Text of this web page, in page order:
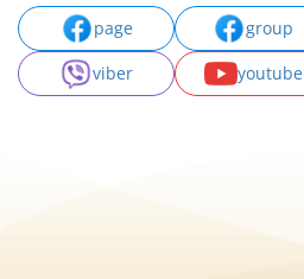
page group
viber
youtube